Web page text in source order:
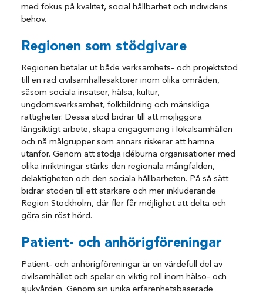
med fokus på kvalitet, social hållbarhet och individens
behov.
Regionen som stödgivare
Regionen betalar ut både verksamhets- och projektstöd
till en rad civilsamhällesaktörer inom olika områden,
såsom sociala insatser, hälsa, kultur,
ungdomsverksamhet, folkbildning och mänskliga
rättigheter. Dessa stöd bidrar till att möjliggöra
långsiktigt arbete, skapa engagemang i lokalsamhällen
och nå målgrupper som annars riskerar att hamna
utanför. Genom att stödja idéburna organisationer med
olika inriktningar stärks den regionala mångfalden,
delaktigheten och den sociala hållbarheten. På så sätt
bidrar stöden till ett starkare och mer inkluderande
Region Stockholm, där fler får möjlighet att delta och
göra sin röst hörd.
Patient- och anhörigföreningar
Patient- och anhörigföreningar är en värdefull del av
civilsamhället och spelar en viktig roll inom hälso- och
sjukvården. Genom sin unika erfarenhetsbaserade